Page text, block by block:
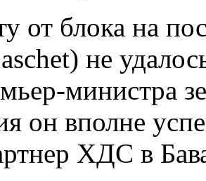
от блока на
не
министра
он вполне
ХДС в